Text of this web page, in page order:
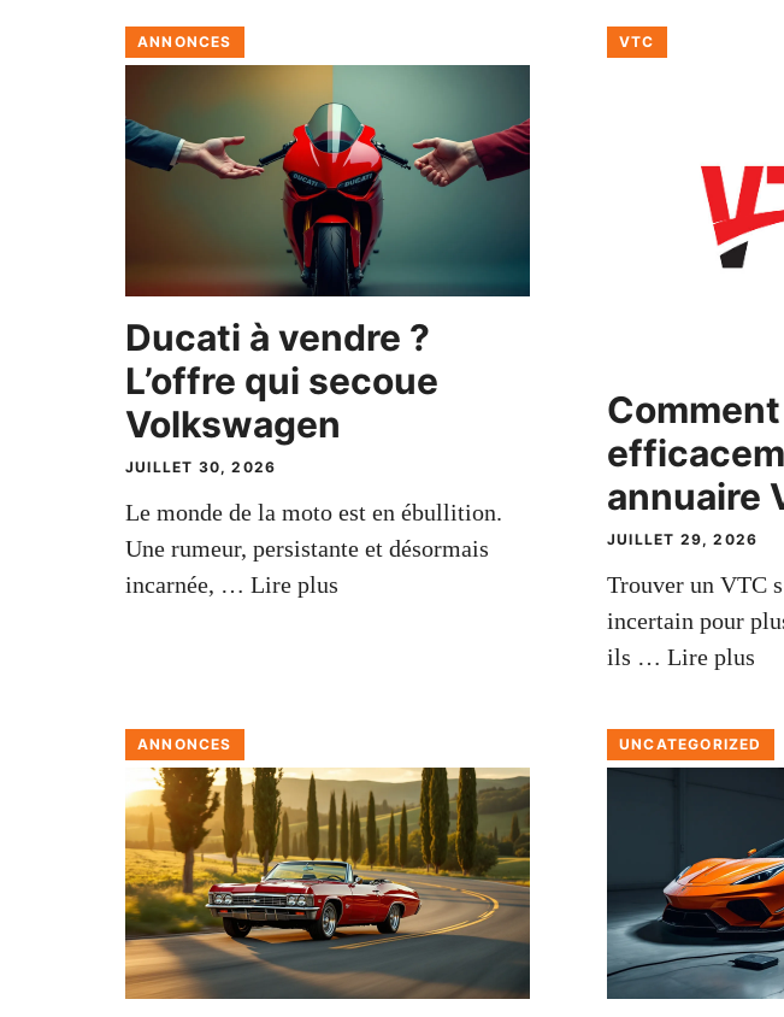
ANNONCES
Ducati à vendre ?
L’offre qui secoue
Volkswagen
JUILLET 30, 2026
Le monde de la moto est en ébullition.
Une rumeur, persistante et désormais
incarnée, … Lire plus
VTC
annuaire
JUILLET 29, 2026
Trouver un VTC
incertain pour
ils … Lire plus
ANNONCES UNCATEGORIZED